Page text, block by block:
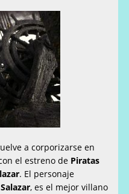
a corporizarse en
el estreno de Piratas
. El personaje
, es el mejor villano